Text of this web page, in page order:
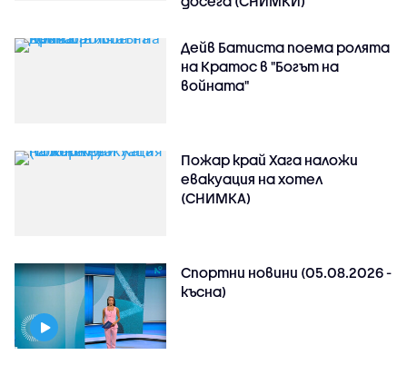
Дейв Батиста поема ролята
на Кратос в "Богът на
войната"
Пожар край Хага наложи
евакуация на хотел
(СНИМКА)
Спортни новини (05.08.2026 -
късна)